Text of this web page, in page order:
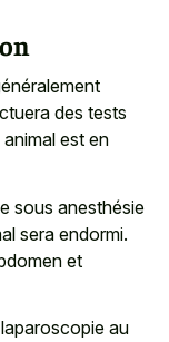
des tests
est en
sous anesthésie
sera endormi.
et
au